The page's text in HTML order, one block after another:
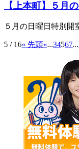
【上本町】５月
５月の日曜日特別開
5 / 16« 先頭«...34567...